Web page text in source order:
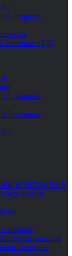
97
сварные
точечные (ТД)
сварные
сварные
97
61257374-2015
переходные
эллиптические